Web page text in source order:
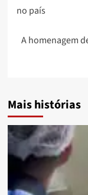
no país
A homenagem
Mais histórias